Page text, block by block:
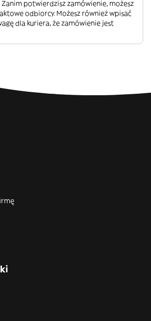
Zanim potwierdzisz zamówienie, możesz
odbiorcy. Możesz również wpisać
dla kuriera, że zamówienie jest